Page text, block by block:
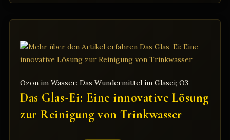
Wasser,
das
Körper
erkennt
Ozon im Wasser: Das Wundermittel im Glasei; O3
Das Glas-Ei: Eine innovative Lösung
zur Reinigung von Trinkwasser